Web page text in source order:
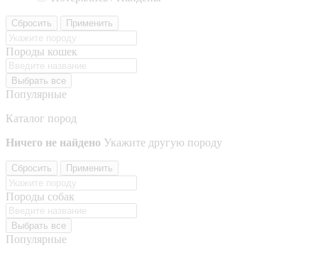
Сбросить Применить
Породы кошек
Выбрать все
Популярные
Каталог пород
Ничего не найдено Укажите другую породу
Сбросить Применить
Породы собак
Выбрать все
Популярные